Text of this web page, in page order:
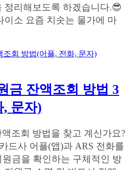
정리해보도록 하겠습니다.😎
이소 요즘 치솟는 물가에 마
금 잔액조회 방법 3
, 문자)
조회 방법을 찾고 계신가요?
드사 어플(앱)과 ARS 전화를
금을 확인하는 구체적인 방